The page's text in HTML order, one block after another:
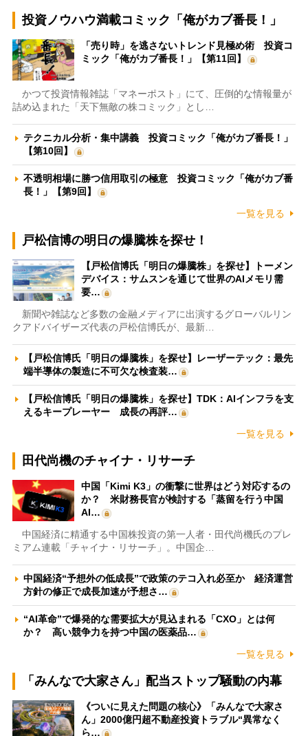
投資ノウハウ満載コミック「俺がカブ番長！」
「売り時」を逃さないトレンド見極め術 投資コ
ミック「俺がカブ番長！」【第11回】
かつて投資情報雑誌「マネーポスト」にて、圧倒的な情報量が
詰め込まれた「天下無敵の株コミック」とし…
テクニカル分析・集中講義 投資コミック「俺がカブ番長！」
【第10回】
不透明相場に勝つ信用取引の極意 投資コミック「俺がカブ番
長！」【第9回】
一覧を見る
戸松信博の明日の爆騰株を探せ！
【戸松信博氏「明日の爆騰株」を探せ】トーメン
デバイス：サムスンを通じて世界のAIメモリ需
要…
新聞や雑誌など多数の金融メディアに出演するグローバルリン
クアドバイザーズ代表の戸松信博氏が、最新…
【戸松信博氏「明日の爆騰株」を探せ】レーザーテック：最先
端半導体の製造に不可欠な検査装…
【戸松信博氏「明日の爆騰株」を探せ】TDK：AIインフラを支
えるキープレーヤー 成長の再評…
一覧を見る
田代尚機のチャイナ・リサーチ
中国「Kimi K3」の衝撃に世界はどう対応するの
か？ 米財務長官が検討する「蒸留を行う中国
AI…
中国経済に精通する中国株投資の第一人者・田代尚機氏のプレ
ミアム連載「チャイナ・リサーチ」。中国企…
中国経済“予想外の低成長”で政策のテコ入れ必至か 経済運営
方針の修正で成長加速が予想さ…
“AI革命”で爆発的な需要拡大が見込まれる「CXO」とは何
か？ 高い競争力を持つ中国の医薬品…
一覧を見る
「みんなで大家さん」配当ストップ騒動の内幕
《ついに見えた問題の核心》「みんなで大家さ
ん」2000億円超不動産投資トラブル“異常なく
ら…